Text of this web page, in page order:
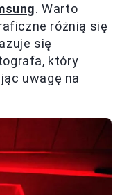
. Warto
różnią się
się
który
uwagę na